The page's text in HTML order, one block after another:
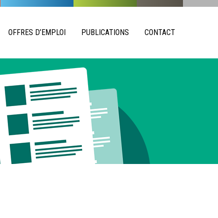
OFFRES D’EMPLOI PUBLICATIONS CONTACT